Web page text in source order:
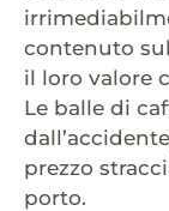
contenuto
il loro valore
Le balle di
prezzo
porto.